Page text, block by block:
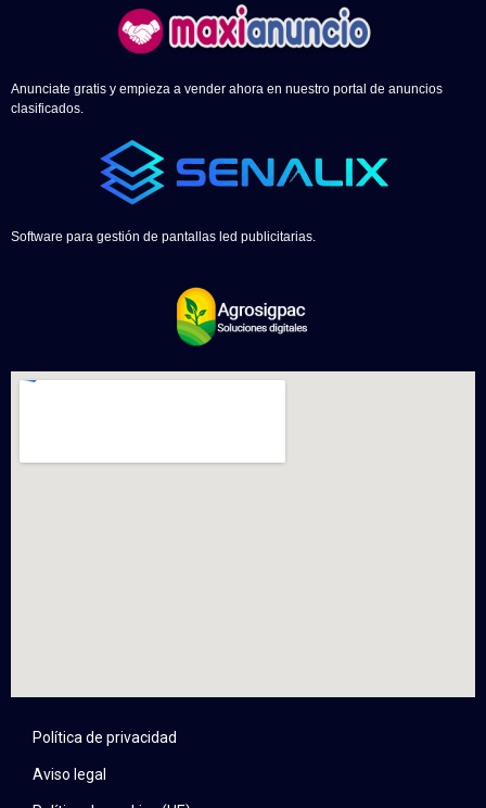
Anunciate gratis y empieza a vender ahora en nuestro portal de anuncios
clasificados.
Software para gestión de pantallas led publicitarias.
Política de privacidad
Aviso legal